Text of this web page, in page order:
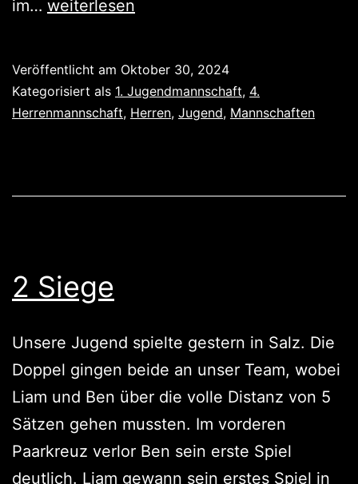
im… Gegen
gegen
Grenzau
weiterlesen
Veröffentlicht am Oktober 30, 2024
Kategorisiert als 1. Jugendmannschaft, 4.
Herrenmannschaft, Herren, Jugend, Mannschaften
2 Siege
Unsere Jugend spielte gestern in Salz. Die
Doppel gingen beide an unser Team, wobei
Liam und Ben über die volle Distanz von 5
Sätzen gehen mussten. Im vorderen
Paarkreuz verlor Ben sein erste Spiel
deutlich. Liam gewann sein erstes Spiel in